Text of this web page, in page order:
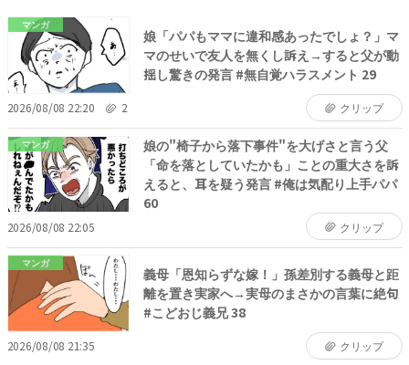
マンガ
娘「パパもママに違和感あったでしょ？」マ
マのせいで友人を無くし訴え→すると父が動
揺し驚きの発言 #無自覚ハラスメント 29
2026/08/08 22:20 2 クリップ
マンガ
娘の"椅子から落下事件"を大げさと言う父
「命を落としていたかも」ことの重大さを訴
えると、耳を疑う発言 #俺は気配り上手パパ
60
2026/08/08 22:05 クリップ
マンガ
義母「恩知らずな嫁！」孫差別する義母と距
離を置き実家へ→実母のまさかの言葉に絶句
#こどおじ義兄 38
2026/08/08 21:35 クリップ